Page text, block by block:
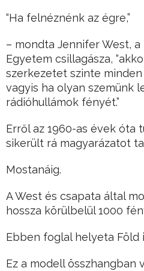
“Ha felnéznénk az égre,”
– mondta Jennifer West, a
Egyetem csillagásza,
szerkezetet szinte
vagyis ha olyan szemünk
rádióhullámok fényét.”
Erről az 1960-as évek óta
sikerült rá magyarázatot
Mostanáig.
A West és csapata által
hossza körülbelül 1000
Ebben foglal helyeta Föld
Ez a modell összhangban